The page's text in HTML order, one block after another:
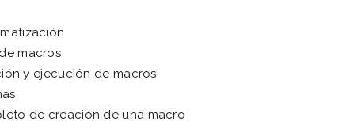
macros
y ejecución de macros
de creación de una macro